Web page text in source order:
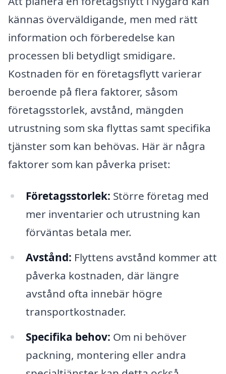
kännas överväldigande, men med rätt
information och förberedelse kan
processen bli betydligt smidigare.
Kostnaden för en företagsflytt varierar
beroende på flera faktorer, såsom
företagsstorlek, avstånd, mängden
utrustning som ska flyttas samt specifika
tjänster som kan behövas. Här är några
faktorer som kan påverka priset:
Företagsstorlek: Större företag med
mer inventarier och utrustning kan
förväntas betala mer.
Avstånd: Flyttens avstånd kommer att
påverka kostnaden, där längre
avstånd ofta innebär högre
transportkostnader.
Specifika behov: Om ni behöver
packning, montering eller andra